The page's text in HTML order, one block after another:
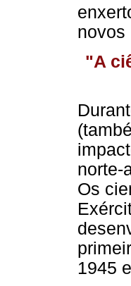
novos
"A
norte-
Os
1945